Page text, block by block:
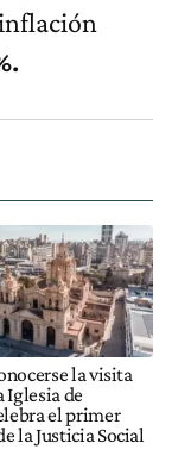
la visita
Iglesia de
el primer
la Justicia Social